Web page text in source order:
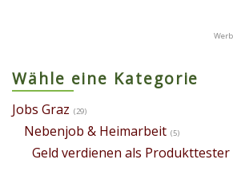
Wähle eine Kategorie
Jobs Graz (29)
Nebenjob & Heimarbeit (5)
Geld verdienen als Produkttester